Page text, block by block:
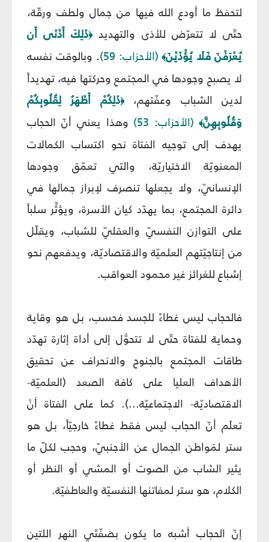
لتحفظ ما أودع الله فيها من جمال ولطف ورقّة،
حتّى لا تتعرّض للأذى والتهديد﴿ذَلِكَ أَدْنَى أَن
يُعْرَفْنَ فَلَا يُؤْذَيْنَ﴾ (الأحزاب: 59)
. وبالوقت نفسه
لا يصبح وجودها في المجتمع وحركتها فيه، تهديداً
لدين الشباب وعفّتهم،﴿ذَلِكُمْ أَطْهَرُ لِقُلُوبِكُمْ
وَقُلُوبِهِنَّ﴾ (الأحزاب: 53)
وهذا يعني أنّ الحجاب
يهدف إلى توجيه الفتاة نحو اكتساب الكمالات
المعنويّة الاختياريّة، والتي تعمّق وجودها
الإنسانيّ، ولا يجعلها تنصرف لإبراز جمالها في
دائرة المجتمع، بما يهدّد كيان الأسرة، ويؤثِّر سلباً
على التوازن النفسيّ والعقليّ للشباب، ويقلّل
من إنتاجيّتهم العلميّة والاقتصاديّة، ويدفعهم نحو
إشباع للغرائز غير محمود العواقب.
فالحجاب ليس غطاءً للجسد فحسب، بل هو وقاية
وحماية للفتاة حتّى لا تتحوَّل إلى أداة إثارة تهدّد
طاقات المجتمع بالجنوح والانحراف عن تحقيق
الأهداف العليا على كافة الصعد (العلميّة-
الاقتصاديّة- الاجتماعيّة...). كما على الفتاة أنْ
تعلَم أنّ الحجاب ليس فقط غطاءً خارجيّاً، بل هو
ستر لمَواطن الجمال عن الأجنبيّ، وحجب لكلّ ما
يثير الشاب من الصوت أو المشي أو النظر أو
الكلام، هو ستر لمفاتنها النفسيّة والعاطفيّة.
إنّ الحجاب أشبه ما يكون بضفّتَي النهر اللتين